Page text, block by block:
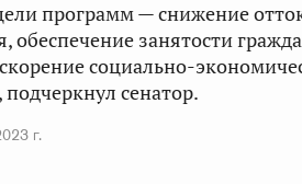
программ — снижение
обеспечение занятости
социально-
подчеркнул сенатор.
г.